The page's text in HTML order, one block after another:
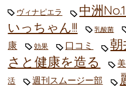
ヴィナピエラ
中洲
いっちゃん!!!
乳酸菌
康
効果 口コミ
さと健康を造る
活
週刊スムージー部